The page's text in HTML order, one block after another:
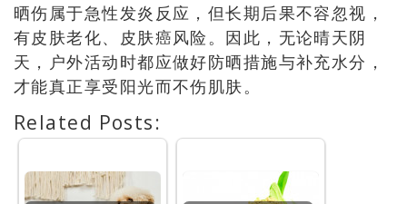
晒伤属于急性发炎反应，但长期后果不容忽视，
有皮肤老化、皮肤癌风险。因此，无论晴天阴
天，户外活动时都应做好防晒措施与补充水分，
才能真正享受阳光而不伤肌肤。
Related Posts: